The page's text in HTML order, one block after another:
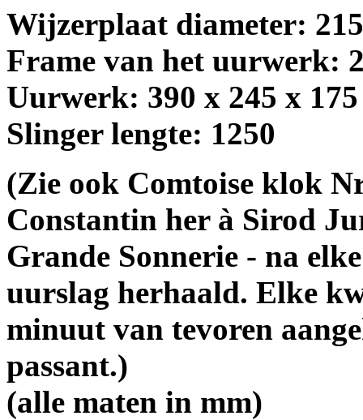
Wijzerplaat diameter: 215
Frame van het uurwerk:
Uurwerk: 390 x 245 x
Slinger lengte: 1250
(Zie ook Comtoise klok
Constantin her à Sirod
Grande Sonnerie - na
uurslag herhaald. Elke
minuut van tevoren
passant.)
(alle maten in mm)